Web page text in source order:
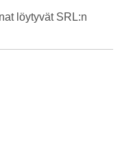
löytyvät SRL:n